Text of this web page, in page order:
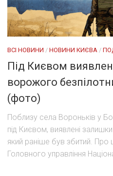
ВСІ НОВИНИ / НОВИНИ КИЄВА /
Під Києвом
ворожого
(фото)
Поблизу села Вороньків у
під Києвом, виявлені
який раніше був збитий. Про
Головного управління